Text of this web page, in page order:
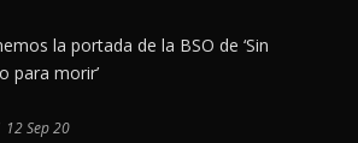
la portada de la BSO de ‘Sin
para morir’
12 Sep 20